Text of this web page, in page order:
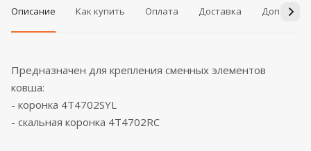
Описание Как купить Оплата Доставка
Предназначен для крепления сменных элементов
ковша:
- коронка 4T4702SYL
- скальная коронка 4T4702RC